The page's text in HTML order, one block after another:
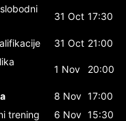
31 Oct 17:30
31 Oct 21:00
1 Nov 20:00
8 Nov 17:00
trening 6 Nov 15:30